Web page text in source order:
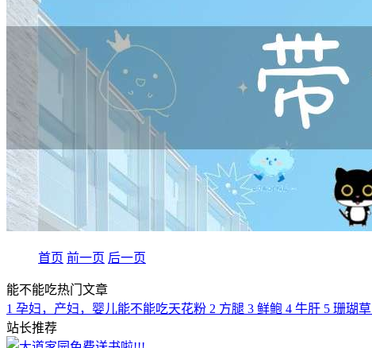
首页 前一页 后一页
能不能吃热门文章
1 孕妇，产妇，婴儿能不能吃天花粉 2 方腿 3 鲜鲍 4 牛肝 5 珊瑚草
站长推荐